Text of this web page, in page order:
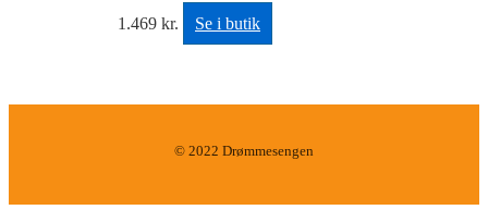
1.469 kr. Se i butik
© 2022 Drømmesengen